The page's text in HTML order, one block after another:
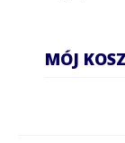
MÓJ